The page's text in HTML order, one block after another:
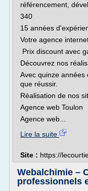
référencement,
340
15 années
Votre agence
Prix discount avec
Découvrez nos
Avec quinze
que réussir.
Réalisation de nos
Agence web Toulon
Agence web...
Lire la suite
Site : https://
Webalchimie –
professionnels